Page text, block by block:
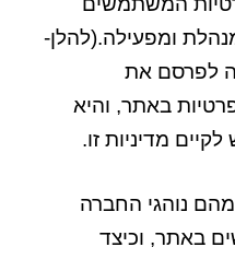
ומפעילה.(להלן-
לפרסם את
באתר, והיא
מדיניות זו.
נוהגי החברה
באתר, וכיצד